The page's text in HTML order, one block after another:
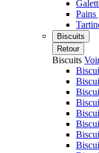
Pains
Biscuits
Retour
Biscuits